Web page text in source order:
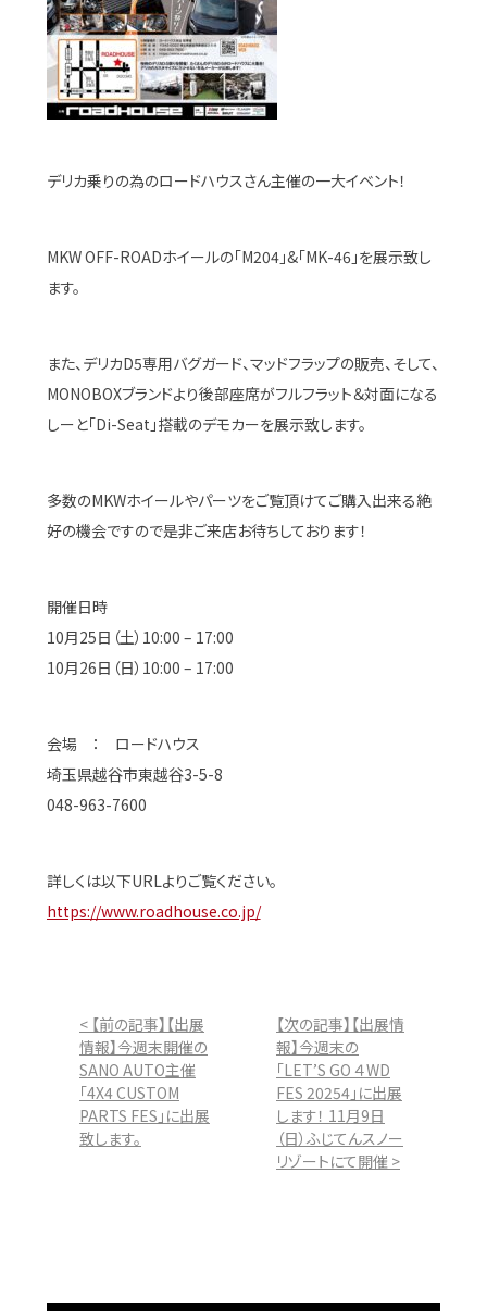
デリカ乗りの為のロードハウスさん主催の一大イベント！
MKW OFF-ROADホイールの「M204」&「MK-46」を展示致し
ます。
また、デリカD5専用バグガード、マッドフラップの販売、そして、
MONOBOXブランドより後部座席がフルフラット＆対面になる
しーと「Di-Seat」搭載のデモカーを展示致します。
多数のMKWホイールやパーツをご覧頂けてご購入出来る絶
好の機会ですので是非ご来店お待ちしております！
開催日時
10月25日（土）10:00 – 17:00
10月26日（日）10:00 – 17:00
会場 ： ロードハウス
埼玉県越谷市東越谷3-5-8
048-963-7600
詳しくは以下URLよりご覧ください。
https://www.roadhouse.co.jp/
< 【前の記事】【出展
情報】今週末開催の
SANO AUTO主催
「4X4 CUSTOM
PARTS FES」に出展
致します。
【次の記事】【出展情
報】今週末の
「LET’S GO ４WD
FES 20254」に出展
します！ 11月9日
（日）ふじてんスノー
リゾートにて開催 >